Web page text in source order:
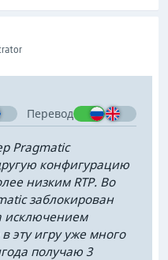
Перевод
Pragmatic
конфигурацию
низким RTP. Во
заблокирован
исключением
эту игру уже много
получаю 3